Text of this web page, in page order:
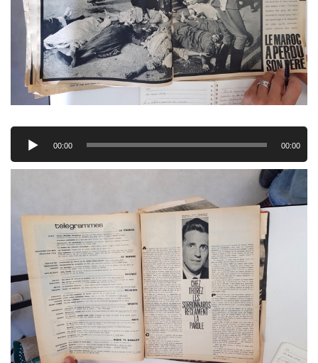
Lecteur
audio
00:00 00:00